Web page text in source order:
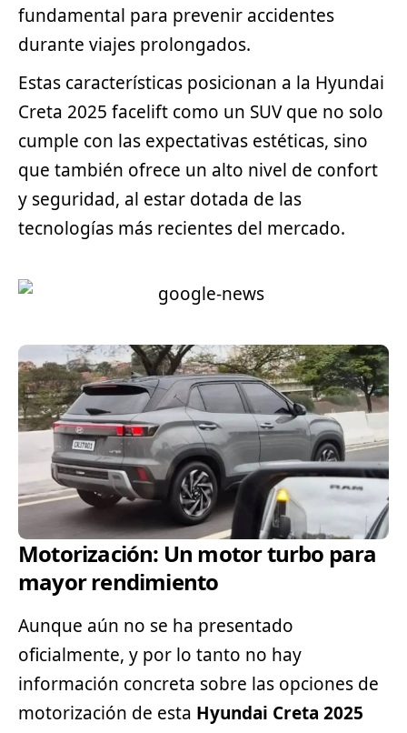
fundamental para prevenir accidentes
durante viajes prolongados.
Estas características posicionan a la Hyundai
Creta 2025 facelift como un SUVque no solo
cumple con las expectativas estéticas, sino
que también ofrece un alto nivel de confort
y seguridad, al estar dotada de las
tecnologías más recientes del mercado.
Motorización: Un motor turbo para
mayor rendimiento
Aunque aún no se ha presentado
oficialmente, y por lo tanto no hay
información concreta sobre las opciones de
motorización de esta Hyundai Creta 2025